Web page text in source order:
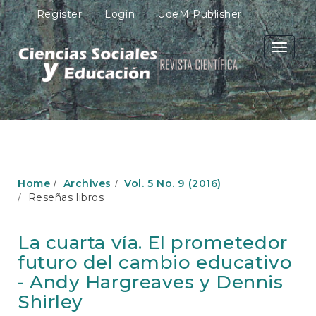
M
a
i
n
N
a
v
i
g
n
n
C
n
t
Register Login UdeM Publisher
Toggle
Home Archives
Vol. 5 No. 9 (2016)
Reseñas libros
La cuarta vía. El prometedor
futuro del cambio educativo
- Andy Hargreaves y Dennis
Shirley